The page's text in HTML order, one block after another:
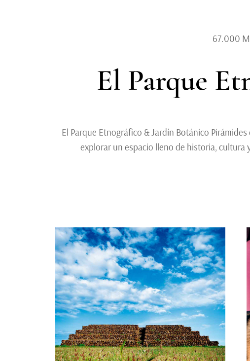
67.000 M
El Parque
El Parque Etnográfico & Jardín Botánico
explorar un espacio lleno de historia, cultura